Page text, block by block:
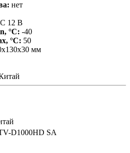
нет
12 В
°С: -40
°С: 50
мм
D1000HD SA